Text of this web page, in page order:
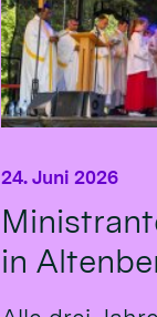
in
24. Juni 2026